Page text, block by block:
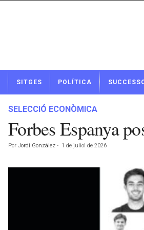
t
SITGES POLÍTICA
SELECCIÓ ECONÒMICA
Forbes Espanya
Por Jordi González - 1 de juliol de 2026